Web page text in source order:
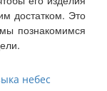
достатком. Это
познакомимся
небес